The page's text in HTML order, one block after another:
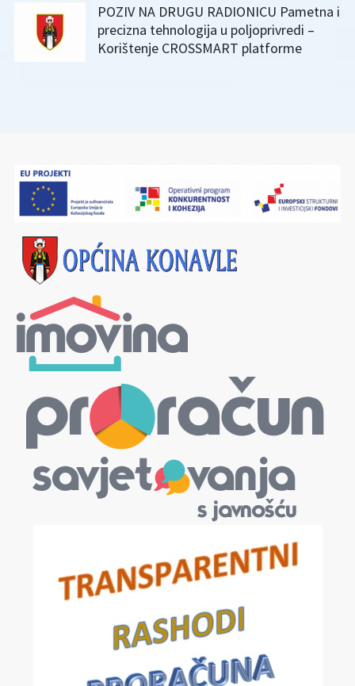
POZIV NA DRUGU RADIONICU Pametna i
precizna tehnologija u poljoprivredi –
Korištenje CROSSMART platforme